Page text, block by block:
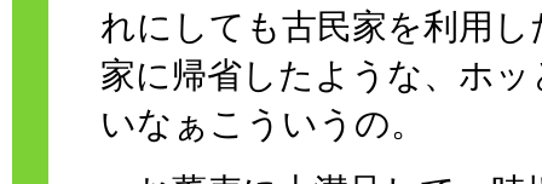
れにしても古民家を利用
家に帰省したような、ホ
いなぁこういうの。